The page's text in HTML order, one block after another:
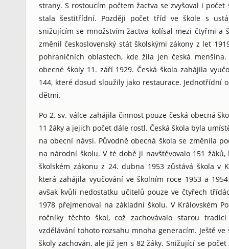
strany. S rostoucím počtem žactva se zvyšoval i
stala šestitřídní. Později počet tříd ve škole s
snižujícím se množstvím žactva kolísal mezi čtyřmi
změnil československý stát školskými zákony z let
pohraničních oblastech, kde žila jen česká
obecné školy 11. září 1929. Česká škola zahájila
144, které dosud sloužily jako restaurace. Jednotřídní
dětmi.
Po 2. sv. válce zahájila činnost pouze česká obecná
11 žáky a jejich počet dále rostl. Česká škola byla
na obecní návsi. Původně obecná škola se změnila
na národní školu. V té době ji navštěvovalo 151
školském zákonu z 24. dubna 1953 zůstává škola v
která zahájila vyučování ve školním roce 1953 a
avšak kvůli nedostatku učitelů pouze ve čtyřech
1978 přejmenoval na základní školu. V Královském
ročníky těchto škol, což zachovávalo starou
vzdělávání tohoto rozsahu mnoha generacím. Ještě
školy zachován, ale již jen s 82 žáky. Snižující se